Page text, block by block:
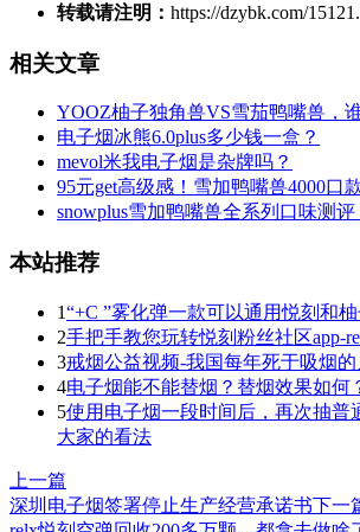
转载请注明： https://dzybk.com/
相关文章
YOOZ柚子独角兽VS雪茄鸭嘴兽，
电子烟冰熊6.0plus多少钱一盒？
mevol米我电子烟是杂牌吗？
95元get高级感！雪加鸭嘴兽4000口
snowplus雪加鸭嘴兽全系列口味测评
本站推荐
1“+C ”雾化弹一款可以通用悦刻和
2手把手教您玩转悦刻粉丝社区app-
3戒烟公益视频-我国每年死于吸烟的
4电子烟能不能替烟？替烟效果如何
5使用电子烟一段时间后，再次抽普
大家的看法
上一篇
深圳电子烟签署停止生产经营承诺书下一